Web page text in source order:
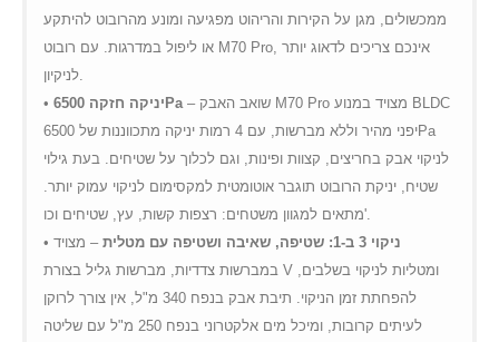
ממכשולים, מגן על הקירות והריהוט מפגיעה ומונע מהרובוט להיתקע
או ליפול במדרגות. עם רובוט M70 Pro, אינכם צריכים לדאוג יותר
לניקיון.
•
יניקה חזקה 6500Pa– שואב האבק M70 Pro מצויד במנוע BLDC
יפני מהיר וללא מברשות, עם 4 רמות יניקה מתכווננות של 6500Pa
לניקוי אבק בחריצים, קצוות ופינות, וגם לכלוך על שטיחים. בעת גילוי
שטיח, יניקת הרובוט תוגבר אוטומטית למקסימום לניקוי עמוק יותר.
מתאים למגוון משטחים: רצפות קשות, עץ, שטיחים וכו'.
•
ניקוי 3 ב-1: שטיפה, שאיבה ושטיפה עם מטלית
– מצויד
במברשות צדדיות, מברשות גליל בצורת V ומטליות לניקוי בשלבים,
להפחתת זמן הניקוי. תיבת אבק בנפח 340 מ"ל, אין צורך לרוקן
לעיתים קרובות, ומיכל מים אלקטרוני בנפח 250 מ"ל עם שליטה